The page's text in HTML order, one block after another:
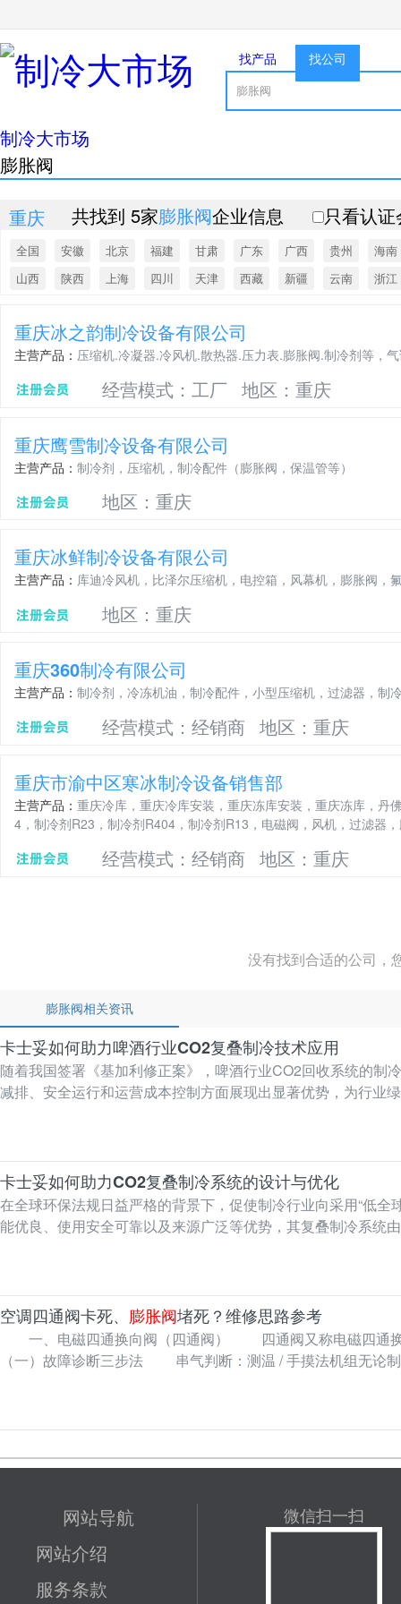
找产品 找公司
制冷大市场
膨胀阀
共找到 5家膨胀阀企业信息 只看认
重庆
全国 安徽 北京 福建 甘肃 广东 广西 贵州
海南
山西
陕西 上海 四川 天津 西藏 新疆 云南 浙江
重庆冰之韵制冷设备有限公司
主营产品： 压缩机.冷凝器.冷风机.散热器.压力表.膨胀阀.制冷剂等，
经营模式：工厂 地区：重庆
重庆鹰雪制冷设备有限公司
主营产品： 制冷剂，压缩机，制冷配件（膨胀阀，保温管等）
地区：重庆
重庆冰鲜制冷设备有限公司
主营产品： 库迪冷风机，比泽尔压缩机，电控箱，风幕机，膨胀阀，
地区：重庆
重庆360制冷有限公司
主营产品： 制冷剂，冷冻机油，制冷配件，小型压缩机，过滤器，制
经营模式：经销商 地区：重庆
重庆市渝中区寒冰制冷设备销售部
主营产品： 重庆冷库，重庆冷库安装，重庆冻库安装，重庆冻库，丹
4，制冷剂R23，制冷剂R404，制冷剂R13，电磁阀，风机，过滤器
经营模式：经销商 地区：重庆
没有找到合适的公司，
膨胀阀相关资讯
卡士妥如何助力啤酒行业CO2复叠制冷技术应用
随着我国签署《基加利修正案》，啤酒行业CO2回收系统的
减排、安全运行和运营成本控制方面展现出显著优势，为行业
卡士妥如何助力CO2复叠制冷系统的设计与优化
在全球环保法规日益严格的背景下，促使制冷行业向采用“低
能优良、使用安全可靠以及来源广泛等优势，其复叠制冷系
空调四通阀卡死、 膨胀阀堵死？维修思路参考
一、电磁四通换向阀（四通阀） 四通阀又称电磁四通
（一）故障诊断三步法 串气判断：测温 / 手摸法机组无论
网站导航
网站介绍
服务条款
微信扫一扫